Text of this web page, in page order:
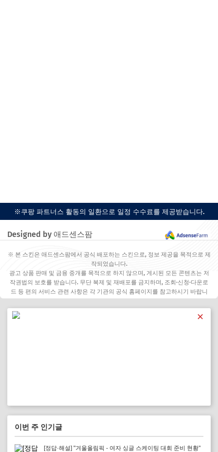
※쿠팡 파트너스 활동의 일환으로 일정 수수료를 제공받습니다.
Designed by 애드센스팜
※ 본 스킨은 애드센스팜에서 공식 배포하는 스킨으로, 정보 제공을 목적으로 제
작되었습니다.
광고 상품 판매 및 금융 중개를 목적으로 하지 않으며, 게시된 모든 콘텐츠는 저
작권법의 보호를 받습니다. 무단 복제 및 재배포를 금지하며, 조회·신청·다운로
드 등 편의 서비스 관련 사항은 각 기관의 공식 홈페이지를 참고하시기 바랍니
✕
이번 주 인기글
[정답·해설] "겨울올림픽 - 여자 싱글 스케이팅 대회 준비 현황"